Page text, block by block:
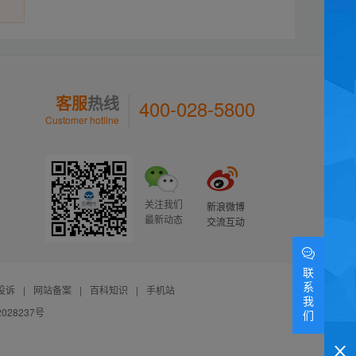
客服热线
Customer hotline 400-028-5800
关注我们
最新动态
新浪微博
交流互动
诉 | 网站备案 | 百科知识 |
手机站
号
联
系
我
们